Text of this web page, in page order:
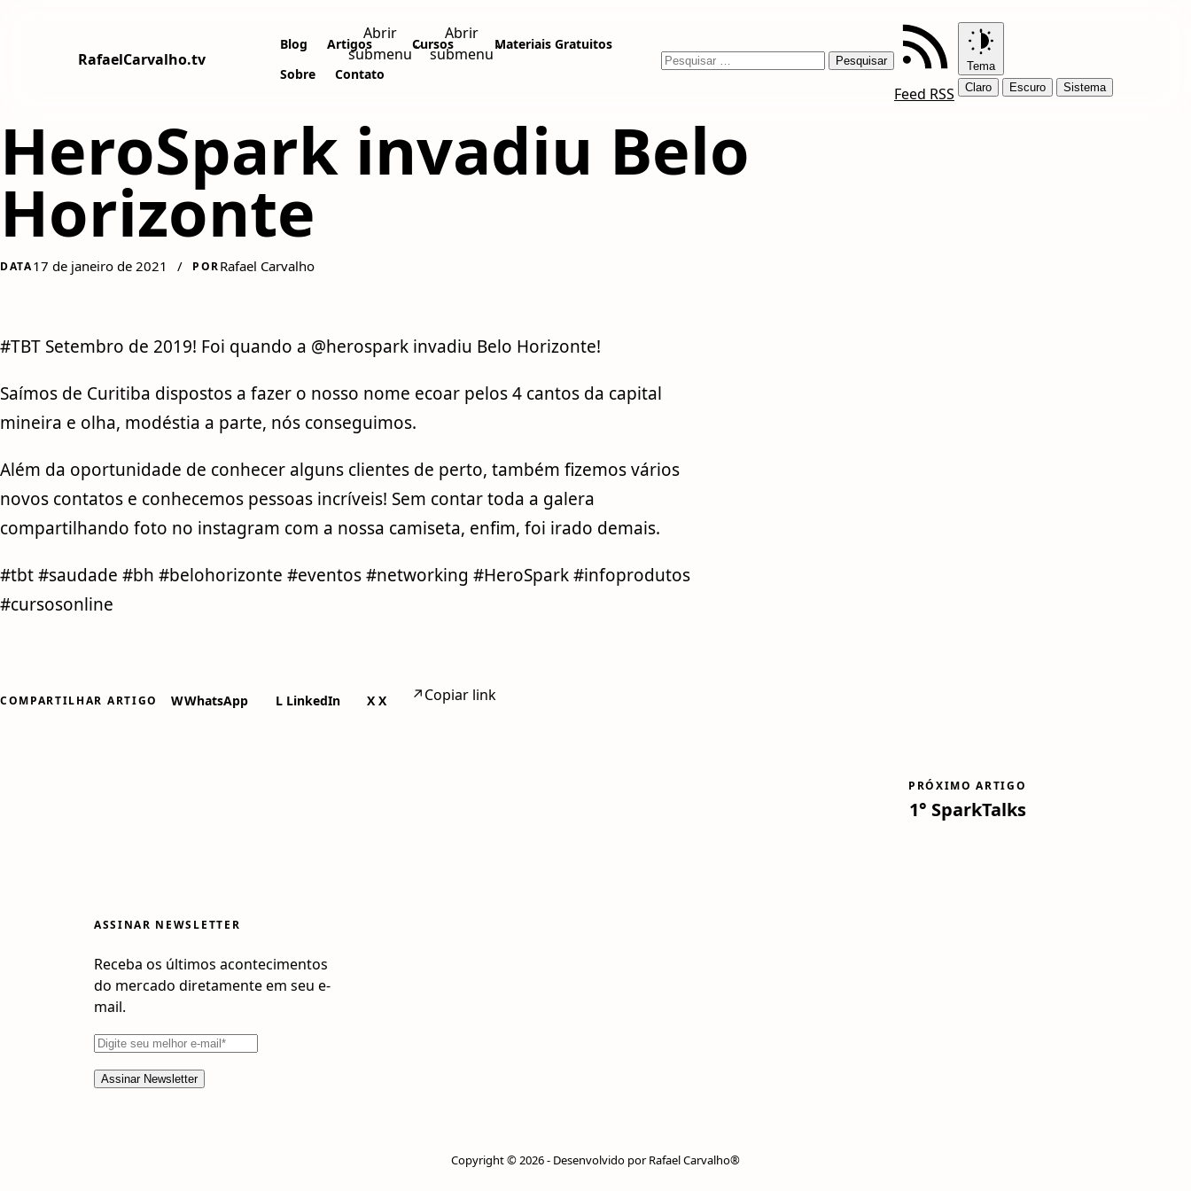
RafaelCarvalho.tv
Blog Artigos
Abrir
submenu
⌄
Cursos
Abrir
submenu
⌄
Materiais Gratuitos
Sobre
Contato
Feed RSS
Tema
Claro
Escuro Sistema
HeroSpark invadiu Belo
Horizonte
DATA17 de janeiro de 2021 / PORRafael Carvalho
#TBT Setembro de 2019! Foi quando a @herospark invadiu Belo Horizonte!
Saímos de Curitiba dispostos a fazer o nosso nome ecoar pelos 4 cantos da capital
mineira e olha, modéstia a parte, nós conseguimos.
Além da oportunidade de conhecer alguns clientes de perto, também fizemos vários
novos contatos e conhecemos pessoas incríveis! Sem contar toda a galera
compartilhando foto no instagram com a nossa camiseta, enfim, foi irado demais.
#tbt #saudade #bh #belohorizonte #eventos #networking #HeroSpark #infoprodutos
#cursosonline
COMPARTILHAR ARTIGO WWhatsApp L LinkedIn X X ↗Copiar link
PRÓXIMO ARTIGO
1° SparkTalks
ASSINAR NEWSLETTER
Receba os últimos acontecimentos
do mercado diretamente em seu e-
mail.
Copyright © 2026 - Desenvolvido por Rafael Carvalho®